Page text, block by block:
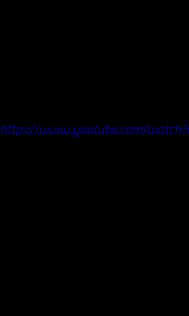
https://www.youtube.com/